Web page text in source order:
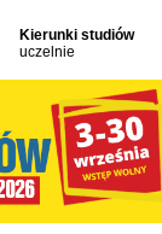
Kierunki studiów
uczelnie